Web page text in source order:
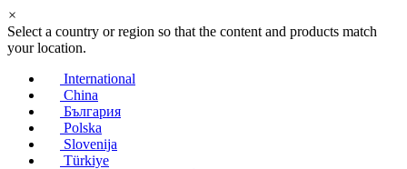
×
Select a country or region so that the content and products match
your location.
International
China
България
Polska
Slovenija
Türkiye